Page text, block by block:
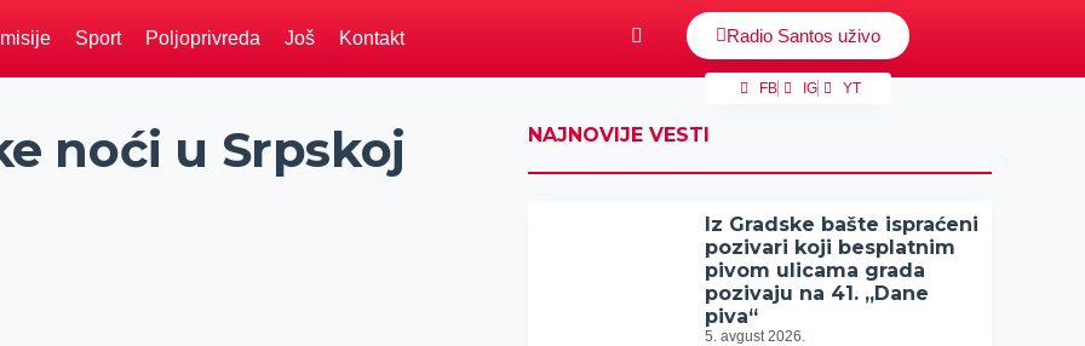
Sport Poljoprivreda Još Kontakt Radio Santos uživo
FB IG YT
noći u Srpskoj
NAJNOVIJE VESTI
Iz Gradske bašte ispraćeni
pozivari koji besplatnim
pivom ulicama grada
pozivaju na 41. „Dane
piva“
5. avgust 2026.